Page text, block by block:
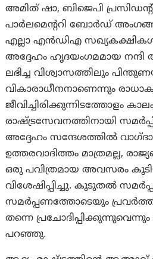
അമിത് ഷാ, ബിജെപി പ്രസിഡന്റ്
പാർലമെന്ററി ബോർഡ്
എല്ലാ എൻ‌ഡി‌എ
അദ്ദേഹം ഹൃദയംഗമമായ നന്ദി
ലഭിച്ച വിശ്വാസത്തിലും
വികാരാധീനനാണെന്നും
ജീവിച്ചിരിക്കുന്നിടത്തോളം
രാഷ്ട്രസേവനത്തിനായി
അദ്ദേഹം സന്ദേശത്തിൽ
ഉത്തരവാദിത്തം മാത്രമല്ല,
ഒരു പവിത്രമായ അവസരം
വിശേഷിപ്പിച്ചു. കൂടുതൽ
സമർപ്പണത്തോടെയും
തന്നെ
പറഞ്ഞു.